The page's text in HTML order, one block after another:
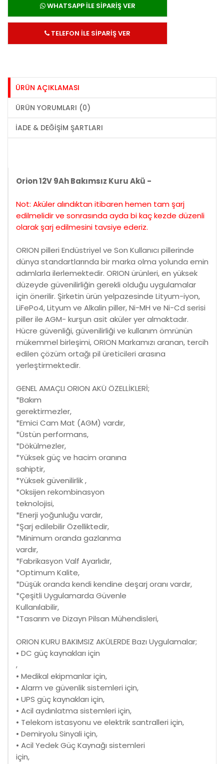
WHATSAPP İLE SİPARİŞ VER
TELEFON İLE SİPARİŞ VER
ÜRÜN AÇIKLAMASI
ÜRÜN YORUMLARI (0)
İADE & DEĞIŞIM ŞARTLARI
Orion 12V 9Ah Bakımsız Kuru Akü -
Not: Aküler alındıktan itibaren hemen tam şarj
edilmelidir ve sonrasında ayda bi kaç kezde düzenli
olarak şarj edilmesini tavsiye ederiz.
ORION pilleri Endüstriyel ve Son Kullanıcı pillerinde
dünya standartlarında bir marka olma yolunda emin
adımlarla ilerlemektedir. ORION ürünleri, en yüksek
düzeyde güvenilirliğin gerekli olduğu uygulamalar
için önerilir. Şirketin ürün yelpazesinde Lityum-iyon,
LiFePo4, Lityum ve Alkalin piller, Ni-MH ve Ni-Cd serisi
piller ile AGM- kurşun asit aküler yer almaktadır.
Hücre güvenliği, güvenilirliği ve kullanım ömrünün
mükemmel birleşimi, ORION Markamızı aranan, tercih
edilen çözüm ortağı pil üreticileri arasına
yerleştirmektedir.
GENEL AMAÇLI ORION AKÜ ÖZELLİKLERİ;
*Bakım
gerektirmezler,
*Emici Cam Mat (AGM) vardır,
*Üstün performans,
*Dökülmezler,
*Yüksek güç ve hacim oranına
sahiptir,
*Yüksek güvenilirlik ,
*Oksijen rekombinasyon
teknolojisi,
*Enerji yoğunluğu vardır,
*Şarj edilebilir Özelliktedir,
*Minimum oranda gazlanma
vardır,
*Fabrikasyon Valf Ayarlıdır,
*Optimum Kalite,
*Düşük oranda kendi kendine deşarj oranı vardır,
*Çeşitli Uygulamarda Güvenle
Kullanılabilir,
*Tasarım ve Dizayn Pilsan Mühendisleri,
ORION KURU BAKIMSIZ AKÜLERDE Bazı Uygulamalar;
• DC güç kaynakları için
,
• Medikal ekipmanlar için,
• Alarm ve güvenlik sistemleri için,
• UPS güç kaynakları için,
• Acil aydınlatma sistemleri için,
• Telekom istasyonu ve elektrik santralleri için,
• Demiryolu Sinyali için,
• Acil Yedek Güç Kaynağı sistemleri
için,